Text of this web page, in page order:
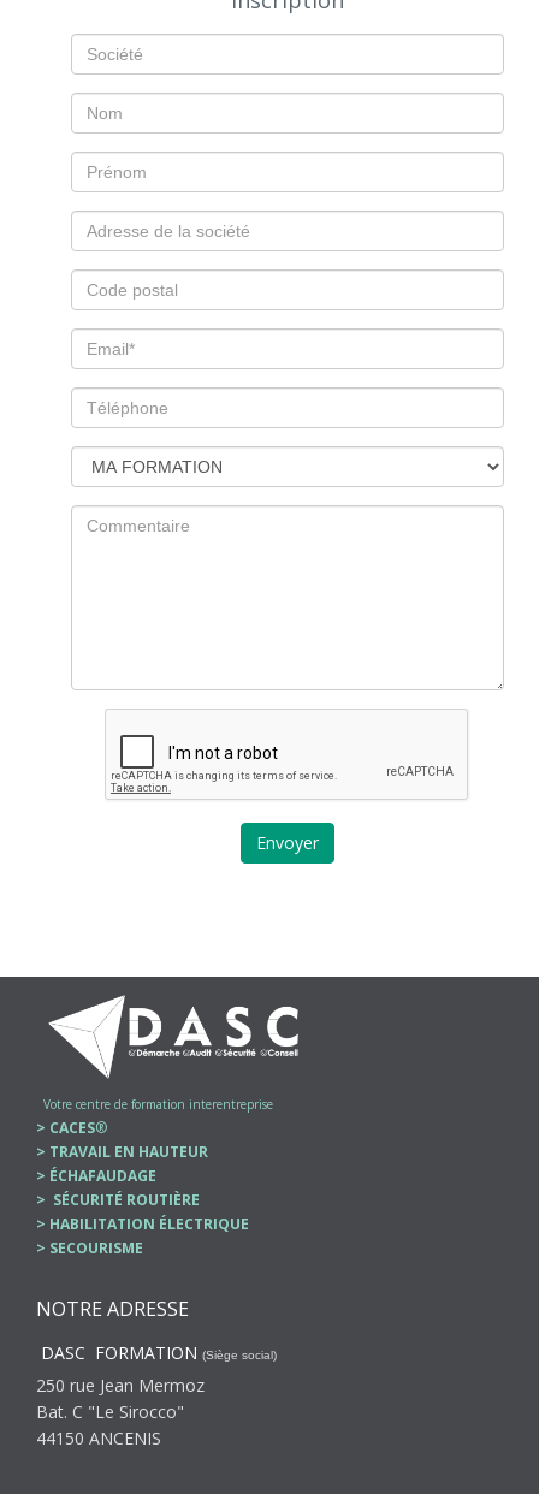
Envoyer
Votre centre de formation interentreprise
> CACES®
> TRAVAIL EN HAUTEUR
> ÉCHAFAUDAGE
> SÉCURITÉ ROUTIÈRE
> HABILITATION ÉLECTRIQUE
> SECOURISME
NOTRE ADRESSE
DASC FORMATION (Siège social)
250 rue Jean Mermoz
Bat. C "Le Sirocco"
44150 ANCENIS